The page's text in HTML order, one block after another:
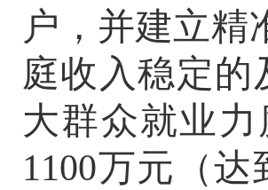
户，并建立精
庭收入稳定
大群众就业力
1100万元（达